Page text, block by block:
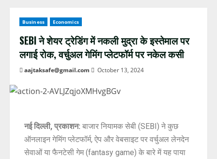
Business Economics
SEBI ने शेयर ट्रेडिंग में नकली मुद्रा के इस्तेमाल पर
लगाई रोक, वर्चुअल गेमिंग प्लेटफॉर्म पर नकेल कसी
aajtaksafe@gmail.com October 13, 2024
नई दिल्ली, प्रकाशन: बाजार नियामक सेबी (SEBI) ने कुछ
ऑनलाइन गेमिंग प्लेटफॉर्म, ऐप और वेबसाइट पर वर्चुअल लेनदेन
सेवाओं या फैनटेसी गेम (fantasy game) के बारे में यह पाया